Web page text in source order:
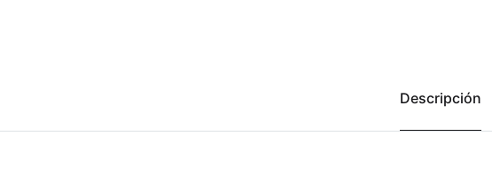
Descripción